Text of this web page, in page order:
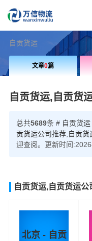
自贡货运
文章0篇
自贡货运,自贡货
总共5689条 # 自贡货运
贡货运公司推荐,自贡货
迎查阅。更新时间
自贡货运,自贡货运
北京 - 自贡